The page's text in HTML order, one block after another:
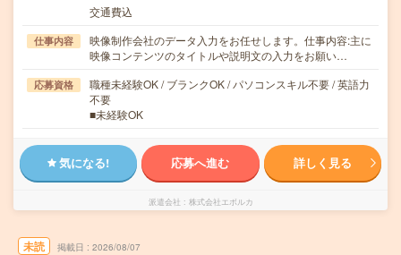
交通費込
仕事内容
映像制作会社のデータ入力をお任せします。仕事内容:主に
映像コンテンツのタイトルや説明文の入力をお願い…
応募資格
職種未経験OK / ブランクOK / パソコンスキル不要 / 英語力
不要
■未経験OK
気になる! 応募へ進む 詳しく見る
派遣会社 株式会社エボルカ
未読 掲載日 2026/08/07